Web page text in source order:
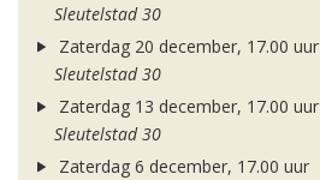
Sleutelstad 30
Zaterdag 20 december, 17.00 uur
Sleutelstad 30
Zaterdag 13 december, 17.00 uur
Sleutelstad 30
Zaterdag 6 december, 17.00 uur